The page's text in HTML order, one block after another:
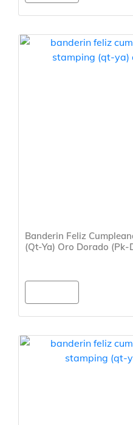
Banderin Feliz
(Qt-Ya) Oro Dorado (Pk-